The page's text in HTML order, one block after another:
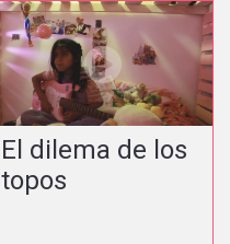
El dilema de los
topos